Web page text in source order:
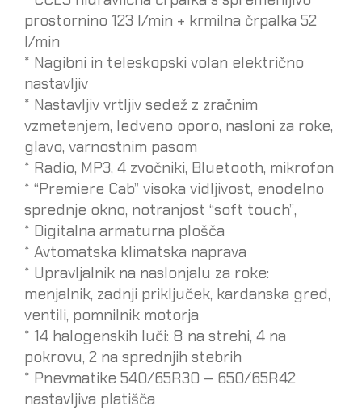
prostornino 123 l/min + krmilna črpalka 52
l/min
* Nagibni in teleskopski volan električno
nastavljiv
* Nastavljiv vrtljiv sedež z zračnim
vzmetenjem, ledveno oporo, nasloni za roke,
glavo, varnostnim pasom
* Radio, MP3, 4 zvočniki, Bluetooth, mikrofon
* “Premiere Cab” visoka vidljivost, enodelno
sprednje okno, notranjost “soft touch”,
* Digitalna armaturna plošča
* Avtomatska klimatska naprava
* Upravljalnik na naslonjalu za roke:
menjalnik, zadnji priključek, kardanska gred,
ventili, pomnilnik motorja
* 14 halogenskih luči: 8 na strehi, 4 na
pokrovu, 2 na sprednjih stebrih
* Pnevmatike 540/65R30 – 650/65R42
nastavljiva platišča